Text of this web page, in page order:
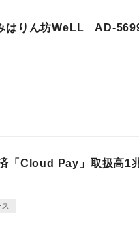
はりん坊WeLL AD-
「Cloud Pay」取扱高1